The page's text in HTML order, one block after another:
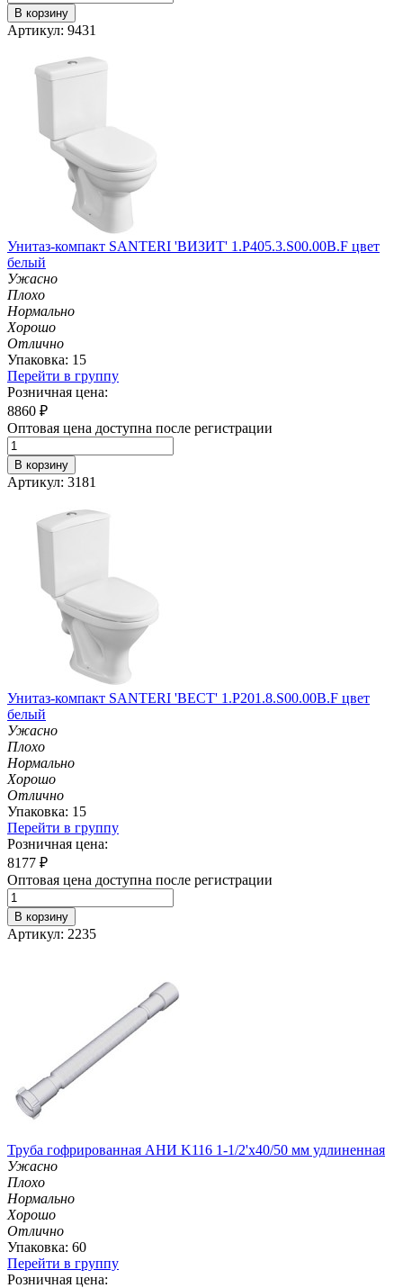
В корзину
Артикул: 9431
Унитаз-компакт SANTERI 'ВИЗИТ' 1.P405.3.S00.00B.F цвет
белый
Ужасно
Плохо
Нормально
Хорошо
Отлично
Упаковка: 15
Перейти в группу
Розничная цена:
8860 ₽
Оптовая цена доступна после регистрации
В корзину
Артикул: 3181
Унитаз-компакт SANTERI 'ВЕСТ' 1.P201.8.S00.00B.F цвет
белый
Ужасно
Плохо
Нормально
Хорошо
Отлично
Упаковка: 15
Перейти в группу
Розничная цена:
8177 ₽
Оптовая цена доступна после регистрации
В корзину
Артикул: 2235
Труба гофрированная АНИ K116 1-1/2'х40/50 мм удлиненная
Ужасно
Плохо
Нормально
Хорошо
Отлично
Упаковка: 60
Перейти в группу
Розничная цена: